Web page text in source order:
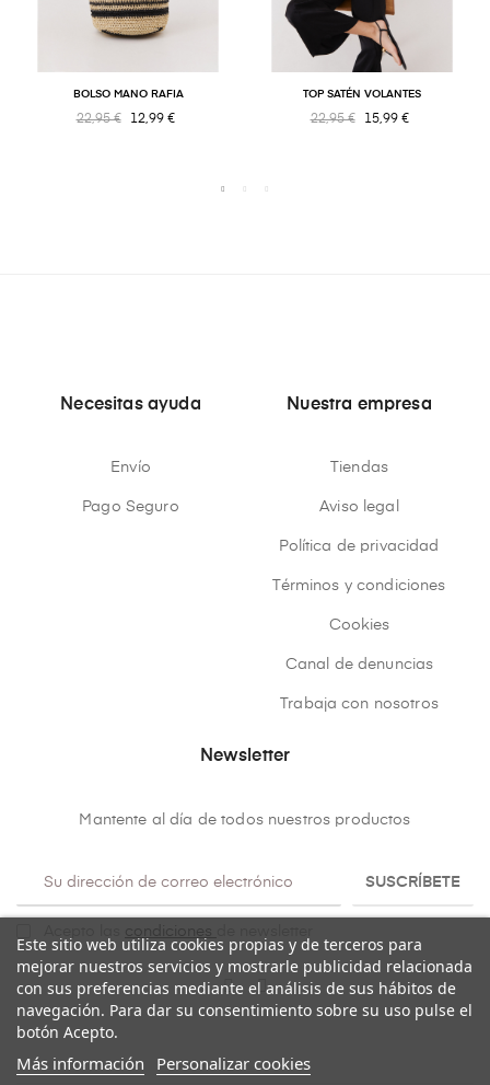
BOLSO MANO RAFIA
22,95 € 12,99 €
TOP SATÉN VOLANTES
22,95 € 15,99 €
Necesitas ayuda
Envío
Pago Seguro
Nuestra empresa
Tiendas
Aviso legal
Política de privacidad
Términos y condiciones
Cookies
Canal de denuncias
Trabaja con nosotros
Newsletter
Mantente al día de todos nuestros productos
SUSCRÍBETE
condiciones
Este sitio web utiliza cookies propias y de terceros para
mejorar nuestros servicios y mostrarle publicidad relacionada
con sus preferencias mediante el análisis de sus hábitos de
navegación. Para dar su consentimiento sobre su uso pulse el
botón Acepto.
Más información Personalizar cookies